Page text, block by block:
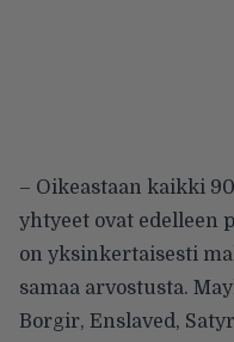
– Oikeastaan kaikki
yhtyeet ovat edelleen
on yksinkertaisesti
samaa arvostusta.
Borgir, Enslaved,